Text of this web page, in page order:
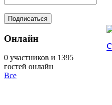
Онлайн
0 участников и 1395
гостей онлайн
Все